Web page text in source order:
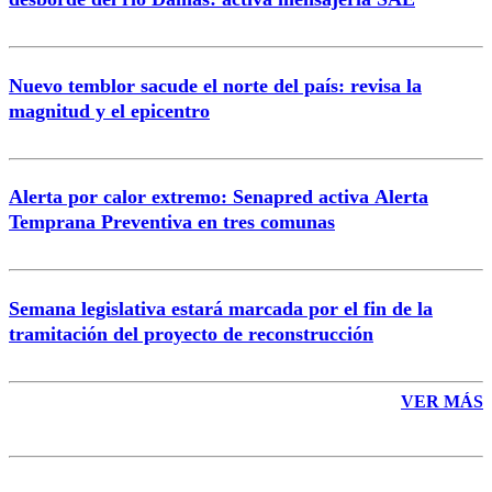
Nuevo temblor sacude el norte del país: revisa la
magnitud y el epicentro
Alerta por calor extremo: Senapred activa Alerta
Temprana Preventiva en tres comunas
Semana legislativa estará marcada por el fin de la
tramitación del proyecto de reconstrucción
VER MÁS